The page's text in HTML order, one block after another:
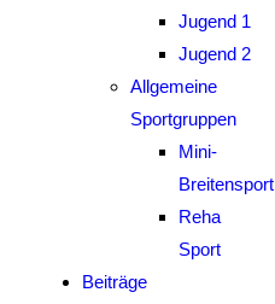
Jugend 1
Jugend 2
Allgemeine
Sportgruppen
Mini-
Breitensport
Reha
Sport
Beiträge